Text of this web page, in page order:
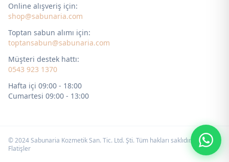
Online alışveriş için:
shop@sabunaria.com
Toptan sabun alımı için:
toptansabun@sabunaria.com
Müşteri destek hattı:
0543 923 1370
Hafta içi 09:00 - 18:00
Cumartesi 09:00 - 13:00
© 2024 Sabunaria Kozmetik San. Tic. Ltd. Şti. Tüm hakları saklıdır. by
Flatişler